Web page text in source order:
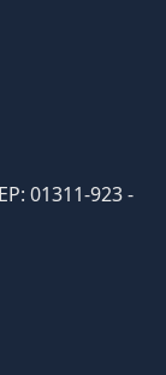
01311-923 -